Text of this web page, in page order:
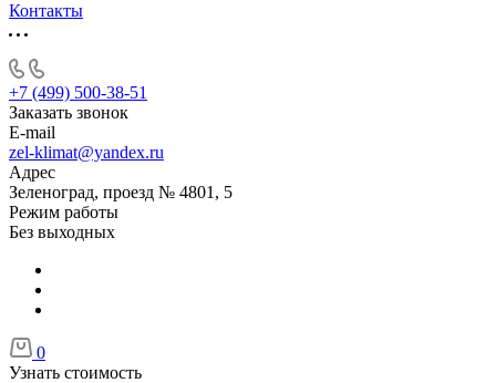
Контакты
+7 (499) 500-38-51
Заказать звонок
E-mail
zel-klimat@yandex.ru
Адрес
Зеленоград, проезд № 4801, 5
Режим работы
Без выходных
0
Узнать стоимость